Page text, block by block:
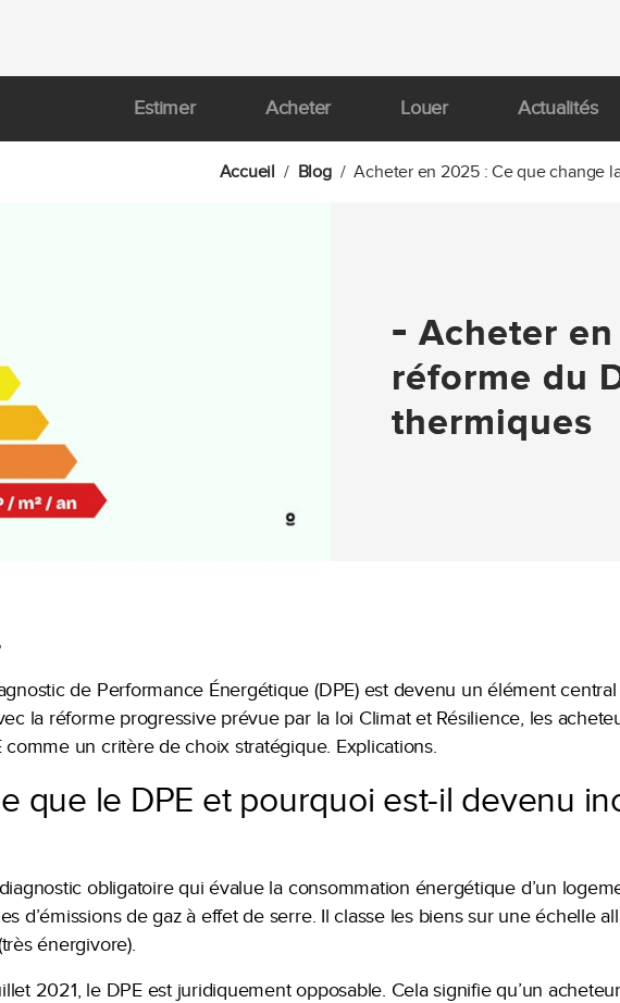
Estimer Acheter Louer Actualités
Accueil Blog Acheter en 2025 : Ce que change
- Acheter
réforme du
thermiques
de Performance Énergétique (DPE) est devenu un élément
la réforme progressive prévue par la loi Climat et Résilience, les
comme un critère de choix stratégique. Explications.
que le DPE et pourquoi est-il devenu
obligatoire qui évalue la consommation énergétique d’un
d’émissions de gaz à effet de serre. Il classe les biens sur une échelle
énergivore).
2021, le DPE est juridiquement opposable. Cela signifie qu’un